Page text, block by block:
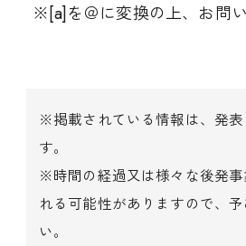
※[a]を＠に変換の上、お問い
※掲載されている情報は、発
す。
※時間の経過又は様々な後発
れる可能性がありますので、
い。